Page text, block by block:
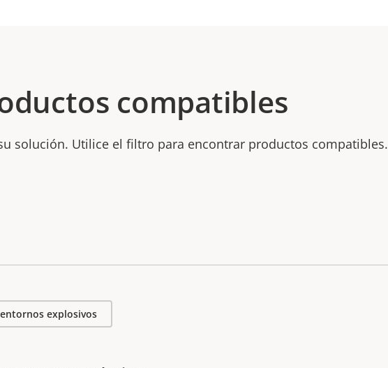
compatibles
solución. Utilice el filtro para encontrar productos compatibles.
explosivos